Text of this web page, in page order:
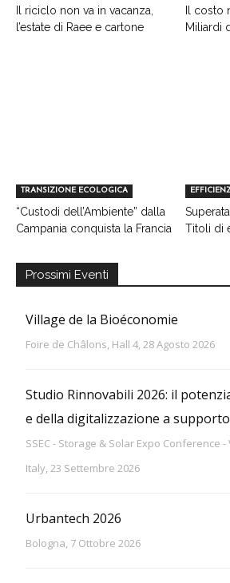
Il riciclo non va in vacanza,
l’estate di Raee e cartone
Il costo
Miliardi
TRANSIZIONE ECOLOGICA
“Custodi dell’Ambiente” dalla
Campania conquista la Francia
Titoli di
Prossimi Eventi
Village de la Bioéconomie
Foire de Châlons, Hall 4, 28 Agosto 2026
Studio Rinnovabili 2026: il
e della digitalizzazione a supporto
SSEC - Storage & Solar Expo Conference
Italy, 23 Settembre 2026
Urbantech 2026
Bologna, 7 Ottobre 2026